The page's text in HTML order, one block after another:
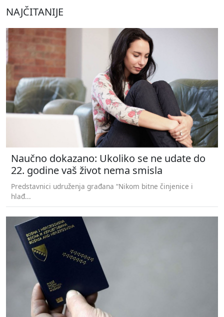
NAJČITANIJE
Naučno dokazano: Ukoliko se ne udate do
22. godine vaš život nema smisla
Predstavnici udruženja građana “Nikom bitne činjenice i
hlađ...